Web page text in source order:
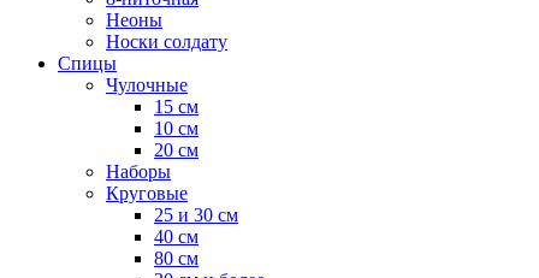
Неоны
Носки солдату
Спицы
Чулочные
15 см
10 см
20 см
Наборы
Круговые
25 и 30 см
40 см
80 см